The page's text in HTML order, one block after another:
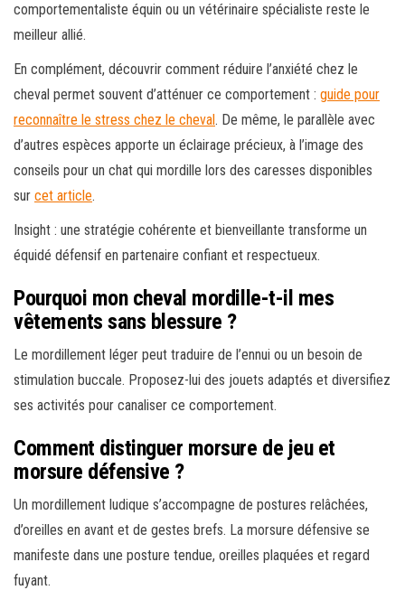
comportementaliste équin ou un vétérinaire spécialiste reste le
meilleur allié.
En complément, découvrir comment réduire l’anxiété chez le
cheval permet souvent d’atténuer ce comportement : guide pour
reconnaître le stress chez le cheval. De même, le parallèle avec
d’autres espèces apporte un éclairage précieux, à l’image des
conseils pour un chat qui mordille lors des caresses disponibles
sur cet article.
Insight : une stratégie cohérente et bienveillante transforme un
équidé défensif en partenaire confiant et respectueux.
Pourquoi mon cheval mordille-t-il mes
vêtements sans blessure ?
Le mordillement léger peut traduire de l’ennui ou un besoin de
stimulation buccale. Proposez-lui des jouets adaptés et diversifiez
ses activités pour canaliser ce comportement.
Comment distinguer morsure de jeu et
morsure défensive ?
Un mordillement ludique s’accompagne de postures relâchées,
d’oreilles en avant et de gestes brefs. La morsure défensive se
manifeste dans une posture tendue, oreilles plaquées et regard
fuyant.